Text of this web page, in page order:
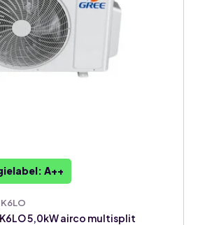
A++
5,0kW airco multisplit